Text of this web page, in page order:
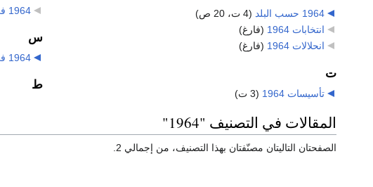
1964 حسب البلد
(4 ت، 20 ص)
انتخابات 1964
(فارغ)
انحلالات 1964
(فارغ)
ت
تأسيسات 1964 (3 ت)
1964 في الخيال
س
1964 في السياسة
ط
المقالات في التصنيف "1964"
الصفحتان التاليتان مصنّفتان بهذا التصنيف، من إجمالي 2.